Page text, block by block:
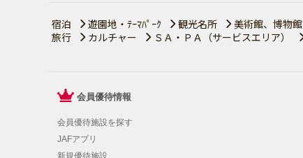
宿泊 遊園地・ﾃｰﾏﾊﾟｰｸ 観光名所 美術館、博物館
旅行
カルチャー ＳＡ・ＰＡ（サービスエリア）
会員優待情報
会員優待施設を探す
JAFアプリ
新規優待施設